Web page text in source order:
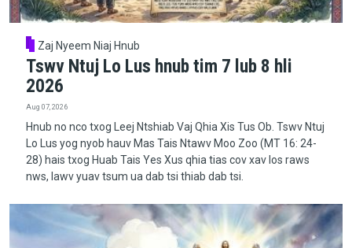
Zaj Nyeem Niaj Hnub
Tswv Ntuj Lo Lus hnub tim 7 lub 8 hli
2026
Aug 07, 2026
Hnub no nco txog Leej Ntshiab Vaj Qhia Xis Tus Ob. Tswv Ntuj
Lo Lus yog nyob hauv Mas Tais Ntawv Moo Zoo (MT 16: 24-
28) hais txog Huab Tais Yes Xus qhia tias cov xav los raws
nws, lawv yuav tsum ua dab tsi thiab dab tsi.